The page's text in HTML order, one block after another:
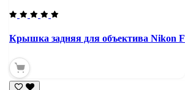
Крышка задняя для объектива Nikon F